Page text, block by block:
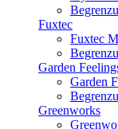
Fuxtec
Fuxtec
Garden
Garden
Greenworks